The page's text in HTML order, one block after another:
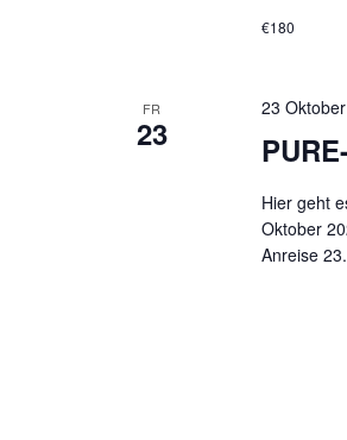
€180
FR
23
23 Oktober
Hier geht
Oktober
Anreise